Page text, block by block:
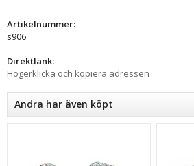
Artikelnummer:
s906
Direktlänk:
Högerklicka och kopiera adressen
Andra har även köpt